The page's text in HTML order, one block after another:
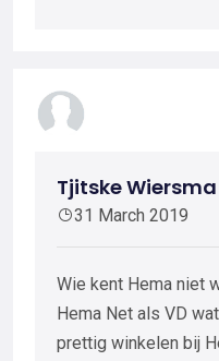
Tjitske Wiersma
31 March 2019
Wie kent Hema niet
Hema Net als VD
prettig winkelen bij